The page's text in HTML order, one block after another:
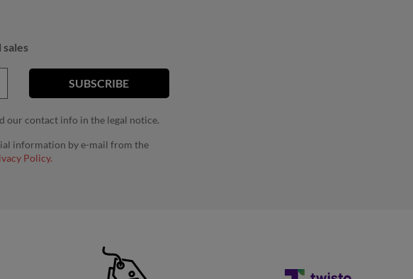
our contact info in the legal notice.
information by e-mail from the
Policy.